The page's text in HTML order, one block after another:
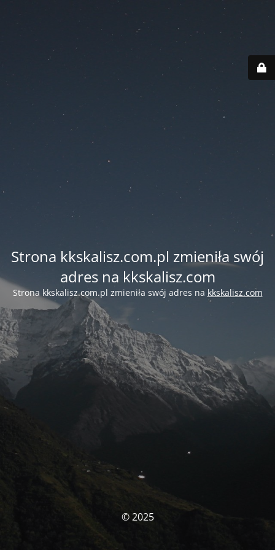
Strona kkskalisz.com.pl zmieniła swój
adres na kkskalisz.com
Strona kkskalisz.com.pl zmieniła swój adres na kkskalisz.com
© 2025